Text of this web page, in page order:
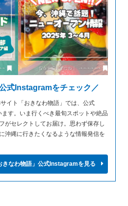
式Instagramをチェック／
イト「おきなわ物語」では、公式
す。いま行くべき最旬スポットや絶品
がセレクトしてお届け。思わず保存し
沖縄に行きたくなるような情報発信を
きなわ物語」公式Instagramを見る